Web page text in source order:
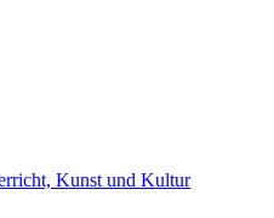
Kunst und Kultur